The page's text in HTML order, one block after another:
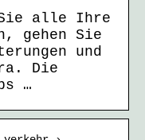
Sie alle Ihre
gehen Sie
und
Die
…